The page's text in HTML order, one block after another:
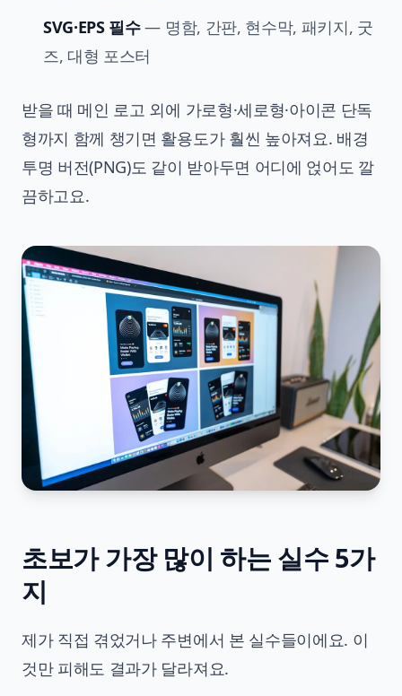
SVG·EPS 필수— 명함, 간판, 현수막, 패키지, 굿
즈, 대형 포스터
받을 때 메인 로고 외에 가로형·세로형·아이콘 단독
형까지 함께 챙기면 활용도가 훨씬 높아져요. 배경
투명 버전(PNG)도 같이 받아두면 어디에 얹어도 깔
끔하고요.
초보가 가장 많이 하는 실수 5가
지
제가 직접 겪었거나 주변에서 본 실수들이에요. 이
것만 피해도 결과가 달라져요.